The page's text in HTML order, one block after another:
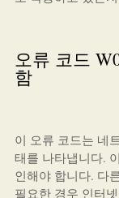
오류 코드
함
이 오류 코드는 네
태를 나타냅니다.
인해야 합니다. 다
필요한 경우 인터